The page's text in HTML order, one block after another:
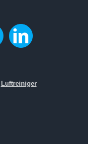
Luftreiniger